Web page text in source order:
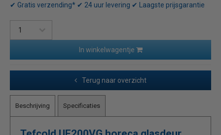
✔ Gratis verzending* ✔ 24 uur levering ✔ Laagste prijsgarantie
In winkelwagentje
Terug naar overzicht
Beschrijving Specificaties